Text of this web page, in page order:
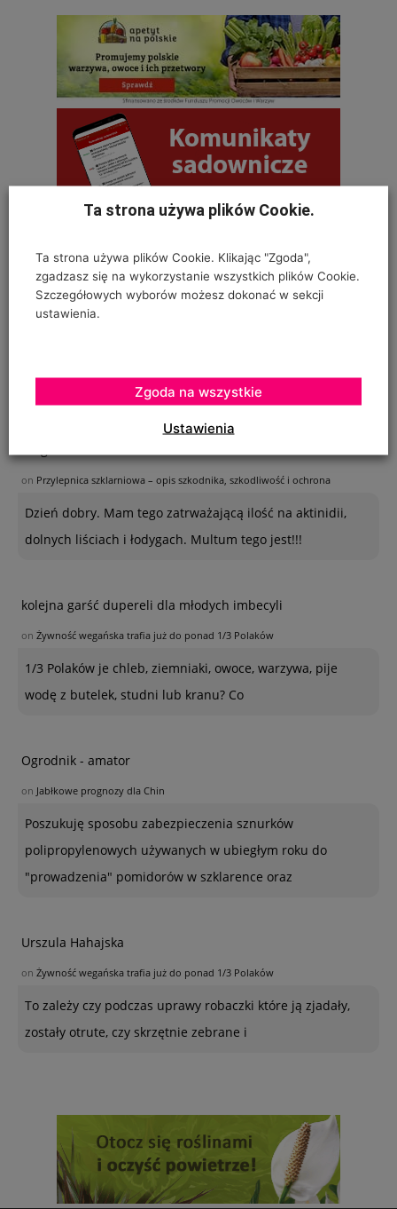
OSTATNIE KOMENTARZE
Krystyna
bardzo dużej ilości. Co z nimi należy
on Przylepnica szklarniowa – opis szkodnika, szkodliwość i ochrona
Dzień dobry. Mam tego zatrważającą ilość na aktinidii,
dolnych liściach i łodygach. Multum tego jest!!!
kolejna garść dupereli dla młodych imbecyli
on Żywność wegańska trafia już do ponad 1/3 Polaków
1/3 Polaków je chleb, ziemniaki, owoce, warzywa, pije
wodę z butelek, studni lub kranu? Co
Ogrodnik - amator
on Jabłkowe prognozy dla Chin
Poszukuję sposobu zabezpieczenia sznurków
polipropylenowych używanych w ubiegłym roku do
"prowadzenia" pomidorów w szklarence oraz
Urszula Hahajska
on Żywność wegańska trafia już do ponad 1/3 Polaków
To zależy czy podczas uprawy robaczki które ją zjadały,
zostały otrute, czy skrzętnie zebrane i
Ta strona używa plików Cookie.
Ta strona używa plików Cookie. Klikając "Zgoda",
zgadzasz się na wykorzystanie wszystkich plików Cookie.
Szczegółowych wyborów możesz dokonać w sekcji
ustawienia.
Ustawienia
Zgoda na wszystkie